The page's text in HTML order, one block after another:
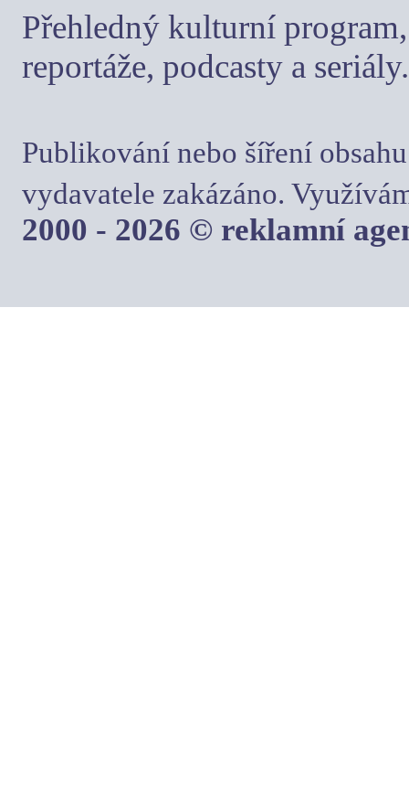
Přehledný kulturní
reportáže, podcasty a seriály.
Publikování nebo šíření
vydavatele zakázáno.
2000 - 2026 © reklamní